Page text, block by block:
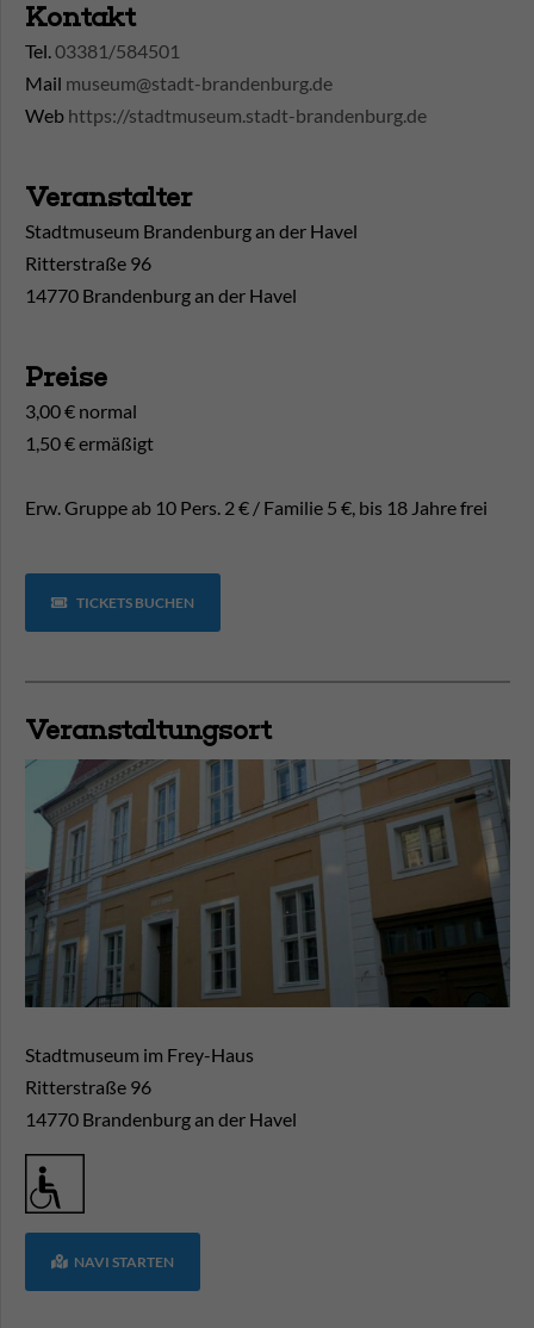
Kontakt
Tel.03381/584501
Mail museum@stadt-brandenburg.de
Web https://stadtmuseum.stadt-brandenburg.de
Veranstalter
Stadtmuseum Brandenburg an der Havel
Ritterstraße 96
14770 Brandenburg an der Havel
Preise
3,00 € normal
1,50 € ermäßigt
Erw. Gruppe ab 10 Pers. 2 € / Familie 5 €, bis 18 Jahre frei
TICKETS BUCHEN
Veranstaltungsort
Stadtmuseum im Frey-Haus
Ritterstraße 96
14770 Brandenburg an der Havel
NAVI STARTEN